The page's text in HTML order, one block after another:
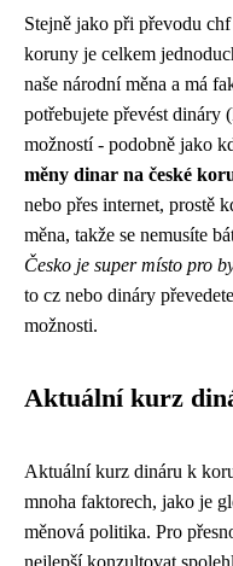
Stejně jako při převodu
koruny je celkem
naše národní měna a má
potřebujete převést dináry
možností - podobně jako
měny dinar na české
nebo přes internet, prostě
měna, takže se nemusíte
Česko je super místo pro
to cz nebo dináry
možnosti.
Aktuální kurz
Aktuální kurz dináru k
mnoha faktorech, jako je
měnová politika. Pro
nejlepší konzultovat